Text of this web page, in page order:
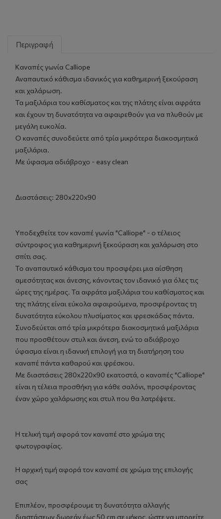
Περιγραφή
Καναπές γωνία Calliope
Αναπαυτικό κάθισμα ιδανικός για καθημερινή ξεκούραση
και χαλάρωση.
Τα μαξιλάρια του καθίσματος και της πλάτης είναι αφράτα
και έχουν τη δυνατότητα να αφαιρεθούν για να πλυθούν με
μεγάλη ευκολία.
Ο καναπές συνοδεύετε από τρία μικρότερα διακοσμητικά
μαξιλάρια.
Με ύφασμα αδιάβροχο - easy clean
Διαστάσεις: 280x220x90
Υποδεχθείτε τον καναπέ γωνία "Calliope" - ο τέλειος
σύντροφος για καθημερινή ξεκούραση και χαλάρωση στο
σπίτι σας.
Το αναπαυτικό κάθισμα του προσφέρει μια αίσθηση
αμεσότητας και άνεσης, κάνοντας τον ιδανικό για όλες τις
ώρες της ημέρας. Τα αφράτα μαξιλάρια του καθίσματος και
της πλάτης είναι εύκολα αφαιρούμενα, προσφέροντας τη
δυνατότητα εύκολου πλυσίματος και φρεσκάδας πάντα.
Συνοδεύεται από τρία μικρότερα διακοσμητικά μαξιλάρια
που προσθέτουν στυλ και άνεση, ενώ το αδιάβροχο
ύφασμα είναι η ιδανική επιλογή για τη διατήρηση του
καναπέ πάντα καθαρού και φρέσκου.
Με διαστάσεις 280x220x90 εκατοστά, ο καναπές "Calliope"
είναι η τέλεια προσθήκη για κάθε σαλόνι, προσφέροντας
έναν χώρο χαλάρωσης και στυλ που θα λατρέψετε.
Η τελική τιμή αφορά τον καναπέ στο χρώμα της
φωτογραφίας.
Η αρχική τιμή αφορά τον καναπέ σε χρώμα της επιλογής
σας
Επιπλέον, προσφέρουμε τη δυνατότητα αλλαγής
διαστάσεων δωρεάν έως 50 cm σε μήκος, ώστε να μπορείτε